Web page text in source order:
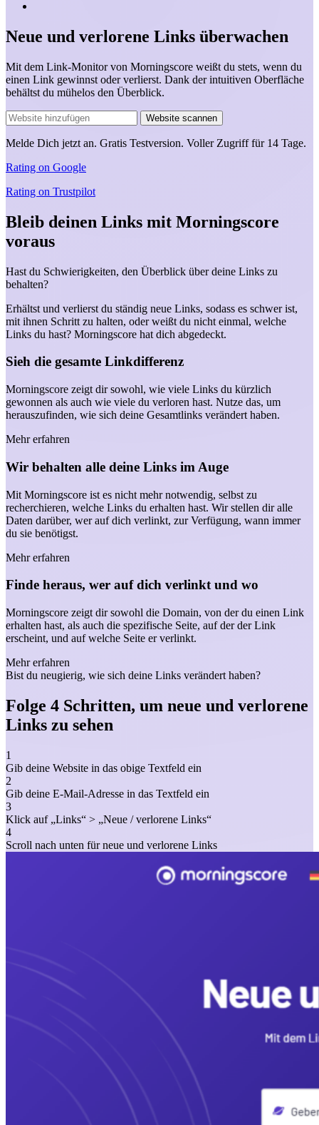
Neue und verlorene Links überwachen
Mit dem Link-Monitor von Morningscore weißt du stets, wenn du
einen Link gewinnst oder verlierst. Dank der intuitiven Oberfläche
behältst du mühelos den Überblick.
Website scannen
Melde Dich jetzt an. Gratis Testversion. Voller Zugriff für 14 Tage.
Rating on Google
Rating on Trustpilot
Bleib deinen Links mit Morningscore
voraus
Hast du Schwierigkeiten, den Überblick über deine Links zu
behalten?
Erhältst und verlierst du ständig neue Links, sodass es schwer ist,
mit ihnen Schritt zu halten, oder weißt du nicht einmal, welche
Links du hast? Morningscore hat dich abgedeckt.
Sieh die gesamte Linkdifferenz
Morningscore zeigt dir sowohl, wie viele Links du kürzlich
gewonnen als auch wie viele du verloren hast. Nutze das, um
herauszufinden, wie sich deine Gesamtlinks verändert haben.
Mehr erfahren
Wir behalten alle deine Links im Auge
Mit Morningscore ist es nicht mehr notwendig, selbst zu
recherchieren, welche Links du erhalten hast. Wir stellen dir alle
Daten darüber, wer auf dich verlinkt, zur Verfügung, wann immer
du sie benötigst.
Mehr erfahren
Finde heraus, wer auf dich verlinkt und wo
Morningscore zeigt dir sowohl die Domain, von der du einen Link
erhalten hast, als auch die spezifische Seite, auf der der Link
erscheint, und auf welche Seite er verlinkt.
Mehr erfahren
Bist du neugierig, wie sich deine Links verändert haben?
Folge 4 Schritten, um neue und verlorene
Links zu sehen
1
Gib deine Website in das obige Textfeld ein
2
Gib deine E-Mail-Adresse in das Textfeld ein
3
Klick auf „Links“ > „Neue / verlorene Links“
4
Scroll nach unten für neue und verlorene Links